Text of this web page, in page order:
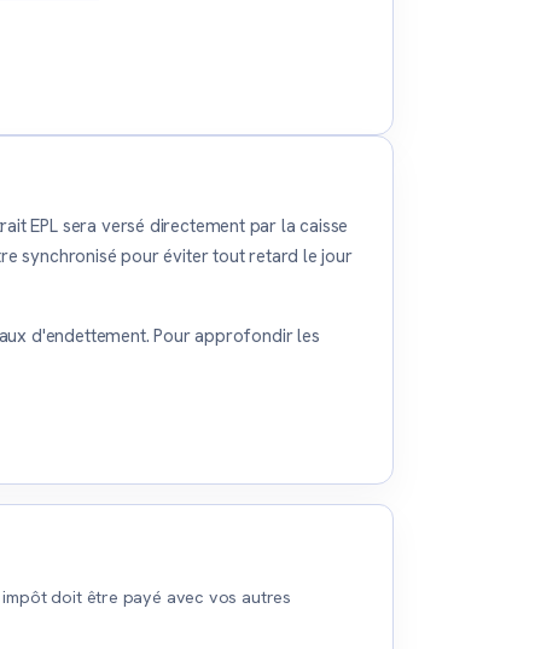
EPL sera versé directement par la caisse
synchronisé pour éviter tout retard le jour
d'endettement. Pour approfondir les
doit être payé avec vos autres